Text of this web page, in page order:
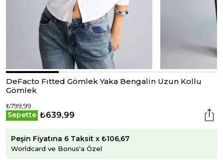
DeFacto Fıtted Gömlek Yaka Bengalin Uzun Kollu
Gömlek
₺799,99
Sepette ₺639,99
Peşin Fiyatına 6 Taksit x ₺106,67
Worldcard ve Bonus'a Özel